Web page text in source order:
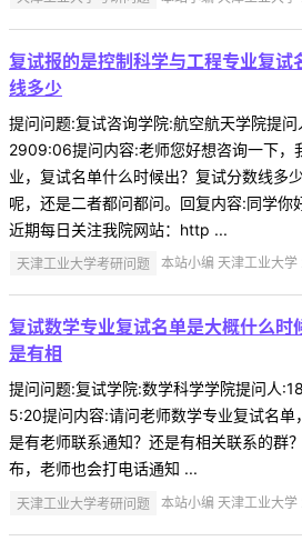
复试报的是控制科学与工程专业复试
线多少
提问问题:复试咨询学院:航空航天学院提
2909:06提问内容:老师您好想咨询一下，
业，复试名单什么时候出？复试分数线多
呢，还是二者都问都问。回复内容:同学你
近期每日关注我院网站：http ...
天津工业大学考研问题 本站小编 天津工业大
复试数学专业复试名单是大概什么时
是有相
提问问题:复试学院:数学科学学院提问人
5:20提问内容:请问老师数学专业复试名单
是有老师联系通知？还是有相关联系的群
布，老师也会打电话通知 ...
天津工业大学考研问题 本站小编 天津工业大